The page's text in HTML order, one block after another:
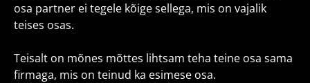
osa partner ei tegele kõige sellega, mis on vajalik
teises osas.
Teisalt on mõnes mõttes lihtsam teha teine osa sama
firmaga, mis on teinud ka esimese osa.